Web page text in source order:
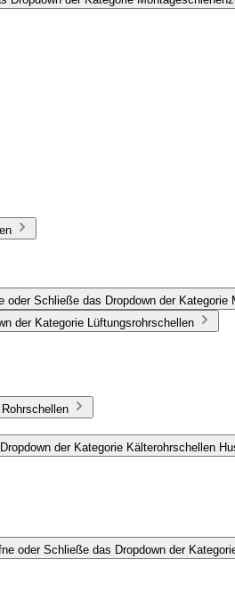
oder Schließe das Dropdown der Kategorie
der Kategorie Lüftungsrohrschellen
der Kategorie Kälterohrschellen
oder Schließe das Dropdown der